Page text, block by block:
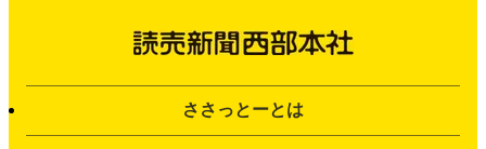
ささっとーとは